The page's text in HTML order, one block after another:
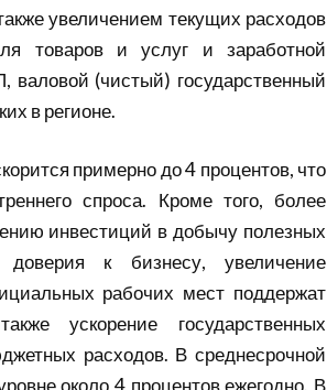
увеличением текущих расходов
товаров и услуг и заработной
(чистый) государственный
в регионе.
примерно до 4 процентов, что
спроса. Кроме того, более
инвестиций в добычу полезных
к бизнесу, увеличение
рабочих мест поддержат
ускорение государственных
расходов. В среднесрочной